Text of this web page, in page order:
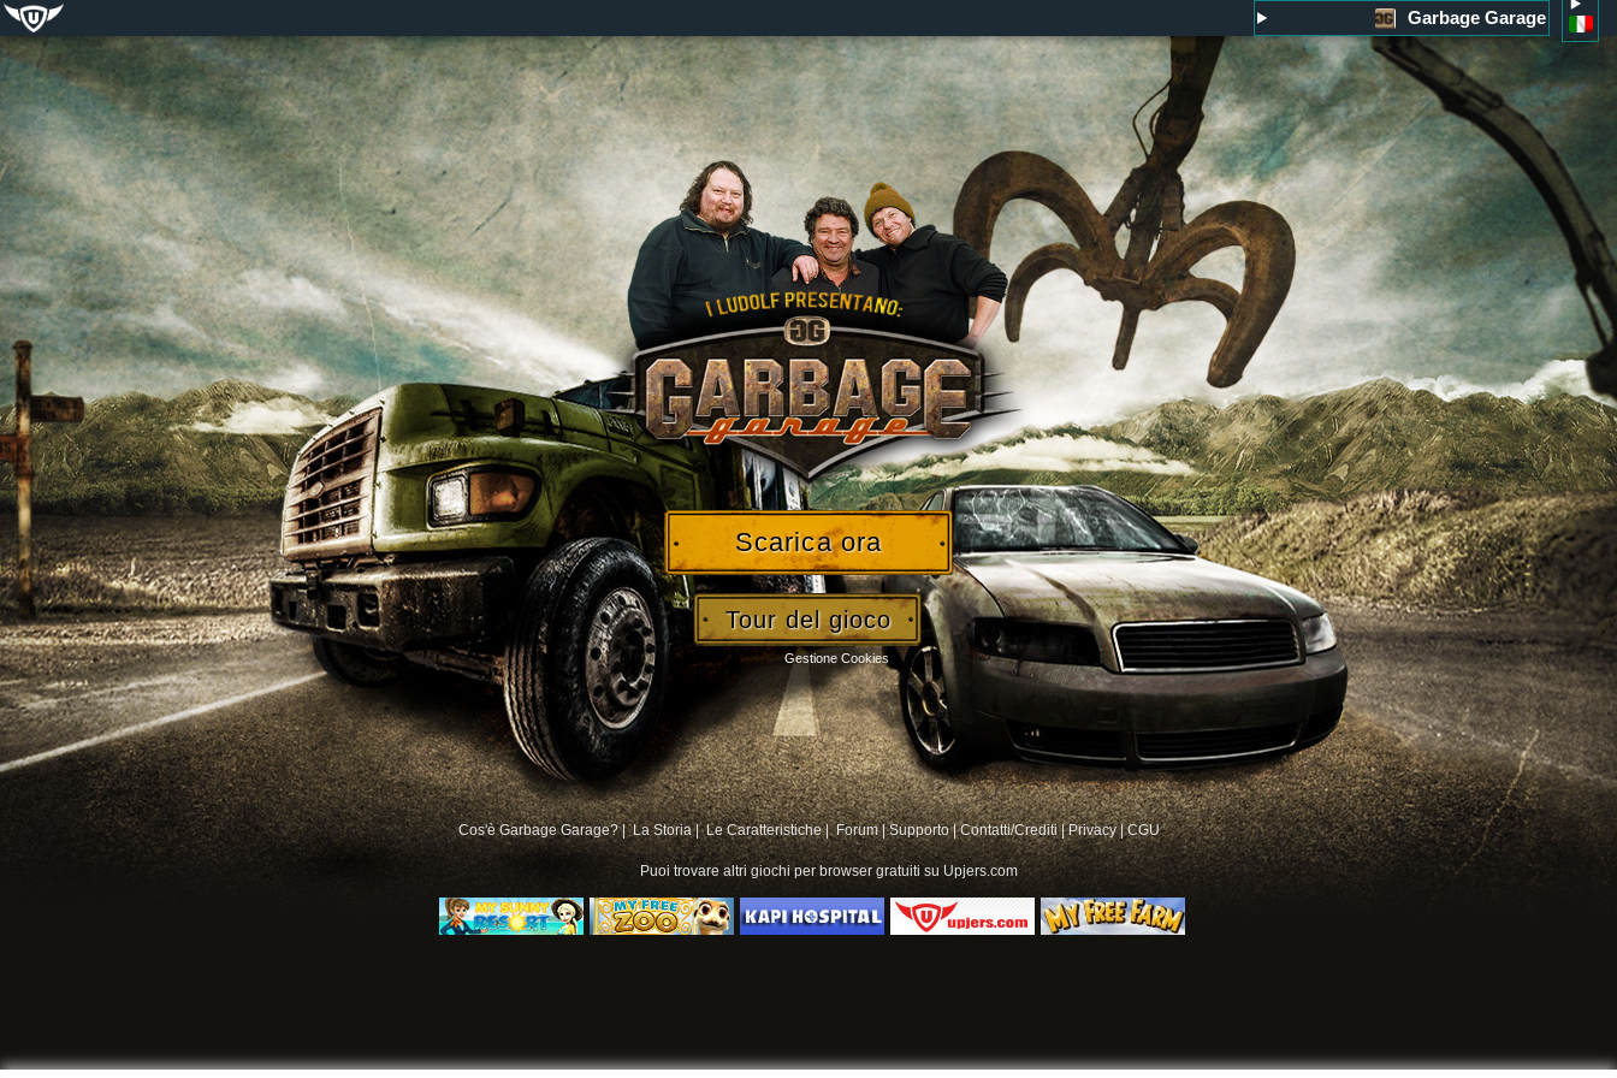
Garbage Garage
Scarica ora
Tour del gioco
Cos'è Garbage Garage? | La Storia | Le Caratteristiche | Forum|Supporto|Contatti/Crediti|Privacy|CGU
Puoi trovare altrigiochi per browser gratuiti su Upjers.com
Gestione Cookies